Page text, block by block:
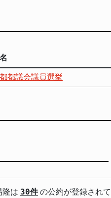
都議会議員選挙
は 30件 の公約が登録され